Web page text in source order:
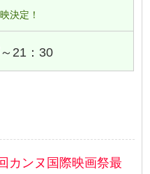
決定！
～21：30
カンヌ国際映画祭最